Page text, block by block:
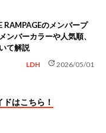
RAMPAGEのメンバープ
ンバーカラーや人気順、
て解説
LDH update2026/05/01
はこちら！